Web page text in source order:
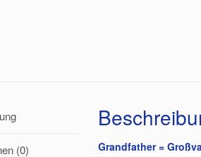
(0) Grandfather =